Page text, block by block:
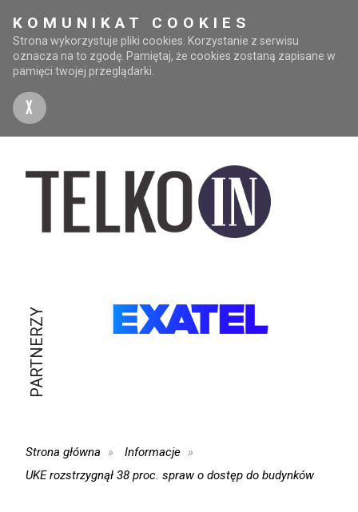
KOMUNIKAT COOKIES
Strona wykorzystuje pliki cookies. Korzystanie z serwisu
oznacza na to zgodę. Pamiętaj, że cookies zostaną zapisane w
pamięci twojej przeglądarki.
X
PARTNERZY
Strona główna
Informacje
UKE rozstrzygnął 38 proc. spraw o dostęp do budynków